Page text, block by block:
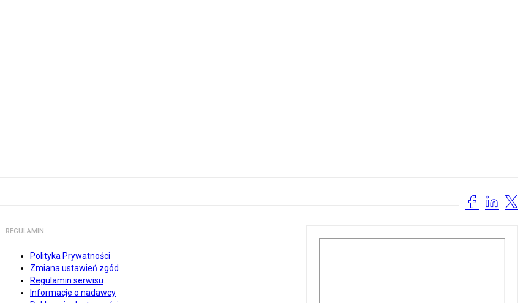
REGULAMIN
Polityka Prywatności
Zmiana ustawień zgód
Regulamin serwisu
Informacje o nadawcy